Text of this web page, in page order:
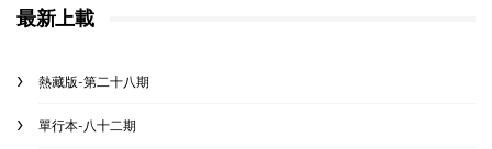
最新上載
熱藏版-第二十八期
單行本-八十二期